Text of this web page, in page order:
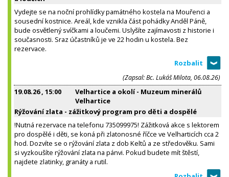
Vydejte se na noční prohlídky památného kostela na Mouřenci a
sousední kostnice. Areál, kde vznikla část pohádky Anděl Páně,
bude osvětlený svíčkami a loučemi. Uslyšíte zajímavosti z historie i
současnosti. Sraz účastníků je ve 22 hodin u kostela. Bez
rezervace.
(Zapsal: Bc. Lukáš Milota, 06.08.26)
19.08.26, 15:00
Velhartice a okolí - Muzeum minerálů
Velhartice
Rýžování zlata - zážitkový program pro děti a dospělé
!Nutná rezervace na telefonu 735099975! Zážitková akce s lektorem
pro dospělé i děti, se koná při zlatonosné říčce ve Velharticích cca 2
hod. Dozvíte se o rýžování zlata z dob Keltů a ze středověku. Sami
si vyzkoušíte rýžování zlata na pánvi. Pokud budete mít štěstí,
najdete zlatinky, granáty a rutil.